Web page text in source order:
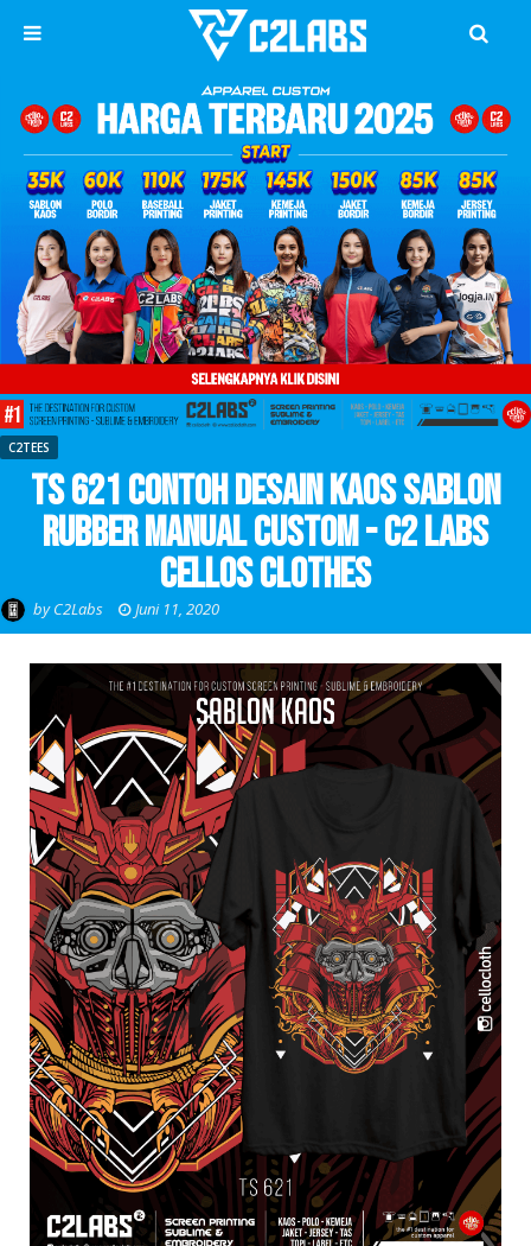
C2TEES
TS 621 Contoh Desain Kaos Sablon
Rubber Manual Custom - C2 Labs
Cellos Clothes
by C2Labs Juni 11, 2020